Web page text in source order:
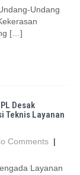
Undang
[…]
Desak
Teknis Layanan
Comments |
Layanan